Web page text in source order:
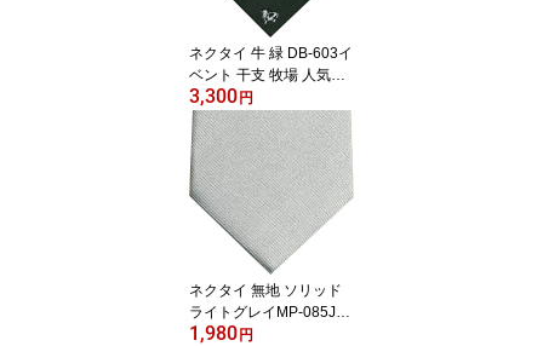
ネクタイ 牛 緑 DB-603イ
ベント 干支 牧場 人気プ
レゼント ギフト 贈り物
父の日
3,300 円
ネクタイ 無地 ソリッド
ライトグレイMP-085J舞
台 制服 展示会 結婚式プ
1,980 円